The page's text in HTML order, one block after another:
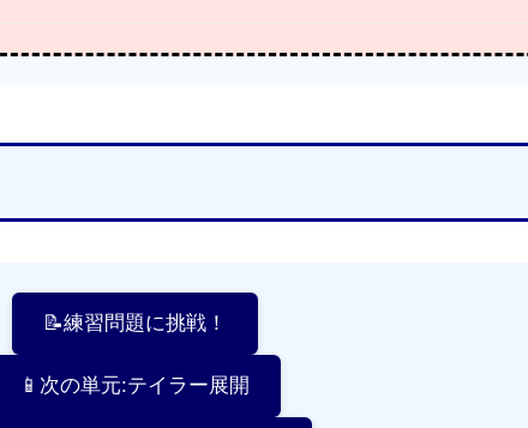
📝練習問題に挑戦！
📱次の単元:テイラー展開